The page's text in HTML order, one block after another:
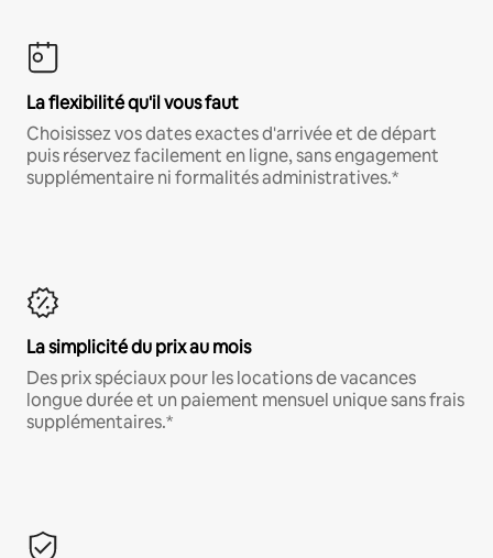
La flexibilité qu'il vous faut
Choisissez vos dates exactes d'arrivée et de départ
puis réservez facilement en ligne, sans engagement
supplémentaire ni formalités administratives.*
La simplicité du prix au mois
Des prix spéciaux pour les locations de vacances
longue durée et un paiement mensuel unique sans frais
supplémentaires.*